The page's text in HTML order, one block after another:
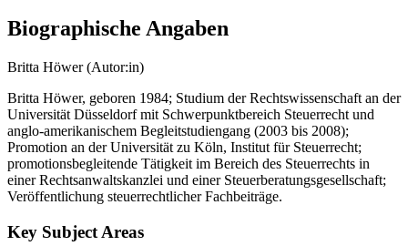
Biographische Angaben
Britta Höwer (Autor:in)
Britta Höwer, geboren 1984; Studium der Rechtswissenschaft an der
Universität Düsseldorf mit Schwerpunktbereich Steuerrecht und
anglo-amerikanischem Begleitstudiengang (2003 bis 2008);
Promotion an der Universität zu Köln, Institut für Steuerrecht;
promotionsbegleitende Tätigkeit im Bereich des Steuerrechts in
einer Rechtsanwaltskanzlei und einer Steuerberatungsgesellschaft;
Veröffentlichung steuerrechtlicher Fachbeiträge.
Key Subject Areas